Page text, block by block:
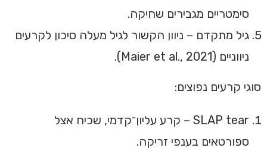
סימטריים מגבירים שחיקה.
גיל מתקדם – ניוון הקשור לגיל מעלה סיכון לקרעים
ניווניים (Maier et al., 2021).
סוגי קרעים נפוצים:
SLAP tear – קרע עליון־קדמי, שכיח אצל
ספורטאים בענפי זריקה.